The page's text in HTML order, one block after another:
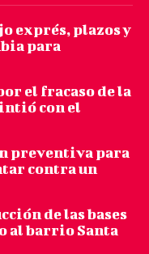
exprés, plazos y
para
el fracaso de la
con el
preventiva para
contra un
de las bases
al barrio Santa